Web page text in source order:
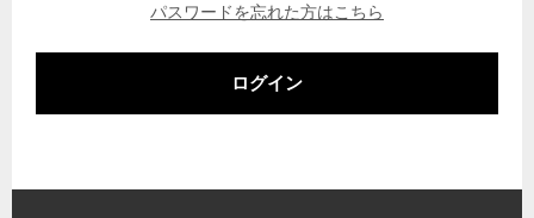
パスワードを忘れた方はこちら
ログイン